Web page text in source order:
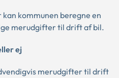
kommunen beregne en
merudgifter til drift af bil.
ej
merudgifter til drift